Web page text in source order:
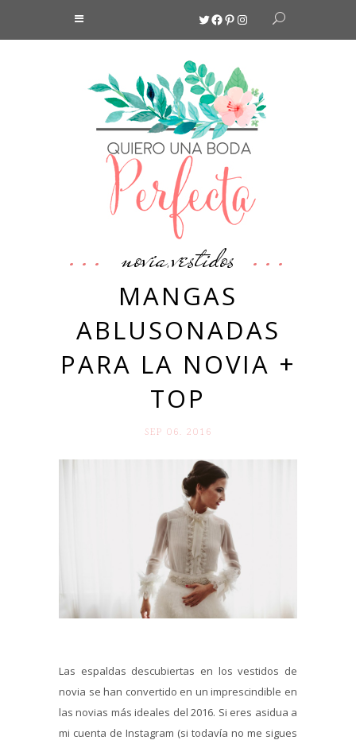
Twitter
Facebook
Pinterest
Instagram
novia,vestidos
MANGAS
ABLUSONADAS
PARA LA NOVIA +
TOP
SEP 06. 2016
Las espaldas descubiertas en los vestidos de
novia se han convertido en un imprescindible en
las novias más ideales del 2016. Si eres asidua a
mi cuenta de Instagram (si todavía no me sigues